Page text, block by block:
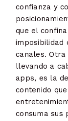
confianza y
que el
imposibilidad
canales.
llevando a
apps, es la
contenido
consuma sus